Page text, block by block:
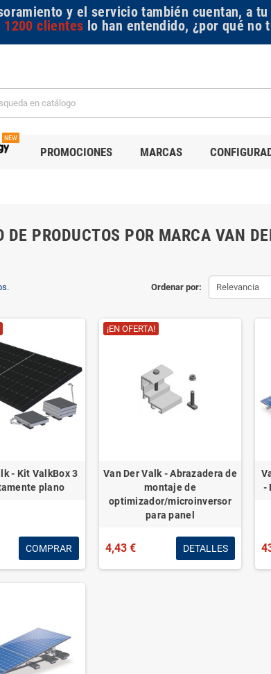
y el servicio también cuentan, a
1200 clientes lo han entendido, ¿por qué no
NEW
PROMOCIONES MARCAS
DE PRODUCTOS POR MARCA VAN
Ordenar por: Relevancia
- Kit ValkBox 3
plano
COMPRAR
¡EN OFERTA!
Van Der Valk - Abrazadera de
montaje de
optimizador/microinversor
para panel
4,43 € DETALLES
-